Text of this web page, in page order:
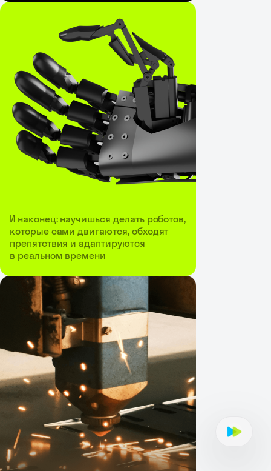
И наконец: научишься делать роботов,
которые сами двигаются, обходят
препятствия и адаптируются
в реальном времени